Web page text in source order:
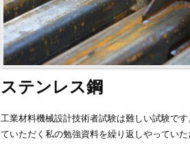
ステンレス鋼
工業材料機械設計技術者試験は難しい試験で
ていただく私の勉強資料を繰り返しやってい